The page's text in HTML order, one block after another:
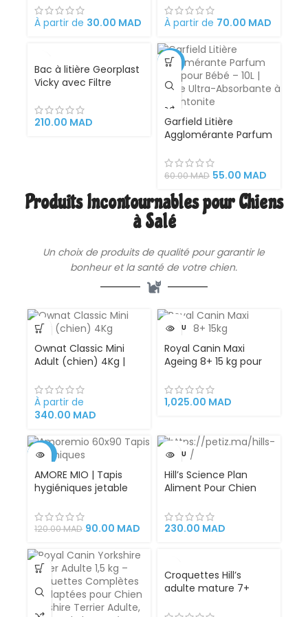
Brossage, Massage,
Bain et Récupération
Toutes Tailles de
Pelage.
À partir de 30.00 MAD
chevaux, 18 x 12 x 7 cm
rétractable, facile à
ergonomique en acier
inoxydable. Peigne
outil professionnel de
toilettag
À partir de 70.00 MAD
Bac à litière Georplast
Vicky avec Filtre
210.00 MAD
-8%
Garfield Litière
Agglomérante Parfum
Litière Ultra-
Absorbante à la
60.00MAD 55.00 MAD
Produits Incontournables pour Chiens
à Salé
Un choix de produits de qualité pour garantir le
bonheur et la santé de votre chien.
Ownat Classic Mini
Adult (chien) 4Kg |
les chiens de petites
races et tailles
À partir de
340.00 MAD
VENDU
Royal Canin Maxi
Ageing 8+ 15 kg pour
Grande Taille –
Alimentation Senior
Articulations, la Vitalité
et le Maintien du Poids
1,025.00 MAD
-25%
VENDU
AMORE MIO | Tapis
hygiéniques jetable
Super absorbants,
traverses 60x90cm
propreté des chiots en
phase de toilettage
120.00MAD 90.00 MAD
VENDU
Hill’s Science Plan
Aliment Pour Chien
Stomach And Skin
(1.5kg)
230.00 MAD
Croquettes Hill’s
adulte mature 7+